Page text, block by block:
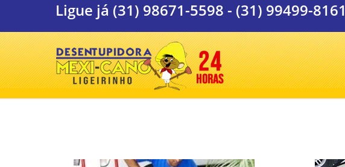
Ligue já (31) 98671-5598 - (31) 99499-8161